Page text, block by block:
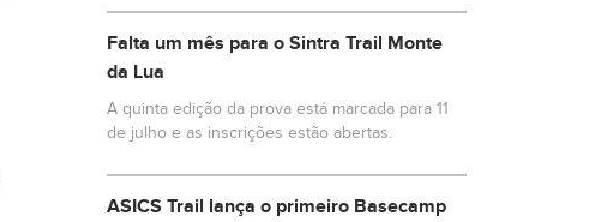
Falta um mês para o Sintra Trail Monte
da Lua
A quinta edição da prova está marcada para 11
de julho e as inscrições estão abertas.
ASICS Trail lança o primeiro Basecamp